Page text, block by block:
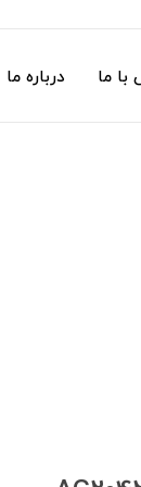
با ما درباره ما